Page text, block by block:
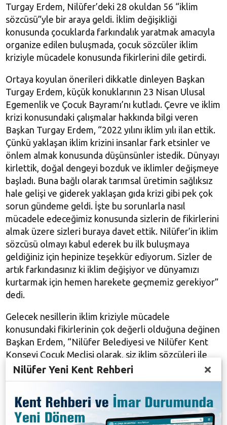
Turgay Erdem, Nilüfer’deki 28 okuldan 56 “iklim
sözcüsü”yle bir araya geldi. İklim değişikliği
konusunda çocuklarda farkındalık yaratmak amacıyla
organize edilen buluşmada, çocuk sözcüler iklim
kriziyle mücadele konusunda fikirlerini dile getirdi.
Ortaya koyulan önerileri dikkatle dinleyen Başkan
Turgay Erdem, küçük konuklarının 23 Nisan Ulusal
Egemenlik ve Çocuk Bayramı’nı kutladı. Çevre ve iklim
krizi konusundaki çalışmalar hakkında bilgi veren
Başkan Turgay Erdem, “2022 yılını iklim yılı ilan ettik.
Çünkü yaklaşan iklim krizini insanlar fark etsinler ve
önlem almak konusunda düşünsünler istedik. Dünyayı
kirlettik, doğal dengeyi bozduk ve iklimler değişmeye
başladı. Buna bağlı olarak tarımsal üretimin sağlıksız
hale gelişi ve giderek yaklaşan gıda krizi gibi pek çok
sorun gündeme geldi. İşte bu sorunlarla nasıl
mücadele edeceğimiz konusunda sizlerin de fikirlerini
almak üzere sizleri buraya davet ettik. Nilüfer’in iklim
sözcüsü olmayı kabul ederek bu ilk buluşmaya
geldiğiniz için hepinize teşekkür ediyorum. Sizler de
artık farkındasınız ki iklim değişiyor ve dünyamızı
kurtarmak için hemen harekete geçmemiz gerekiyor”
dedi.
Gelecek nesillerin iklim kriziyle mücadele
konusundaki fikirlerinin çok değerli olduğuna değinen
Başkan Erdem, “Nilüfer Belediyesi ve Nilüfer Kent
Konseyi Çocuk Meclisi olarak, siz iklim sözcüleri ile
birlikte iklim kriziyle mücadele için neler
yapabileceğimizi konuşalım ve bir yol haritası çizelim
istiyoruz. Bu ilk toplantıyla bir giriş yaptık, yıl boyunca
çok sayıda etkinlik düzenleyeceğiz. Bundan sonraki
buluşmalara hazırlıklı gelin, çünkü sizin fikirlerinize de
Nilüfer Yeni Kent Rehberi